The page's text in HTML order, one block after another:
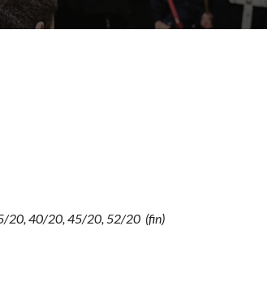
20, 40/20, 45/20, 52/20 (fin)